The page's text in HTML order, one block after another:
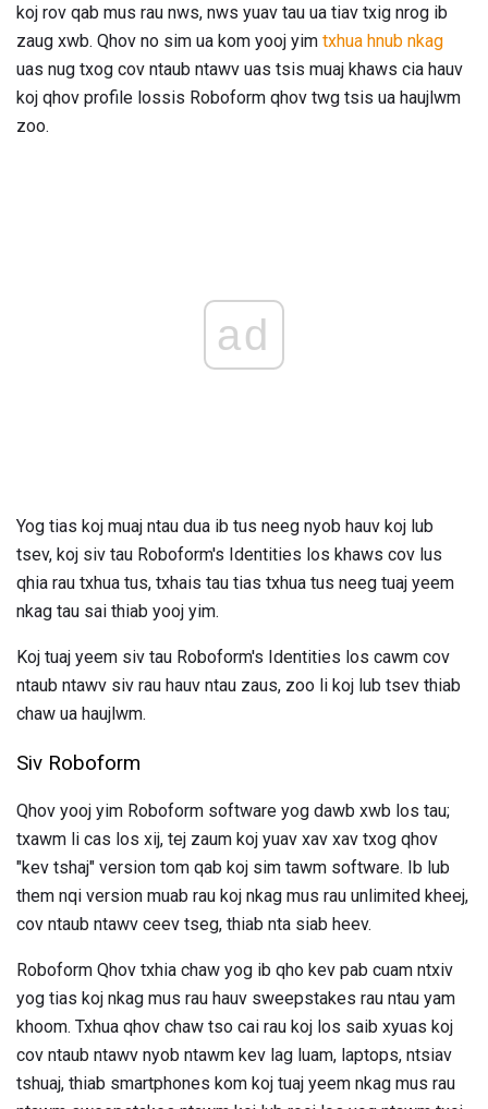
koj rov qab mus rau nws, nws yuav tau ua tiav txig nrog ib
zaug xwb. Qhov no sim ua kom yooj yim txhua hnub nkag
uas nug txog cov ntaub ntawv uas tsis muaj khaws cia hauv
koj qhov profile lossis Roboform qhov twg tsis ua haujlwm
zoo.
ad
Yog tias koj muaj ntau dua ib tus neeg nyob hauv koj lub
tsev, koj siv tau Roboform's Identities los khaws cov lus
qhia rau txhua tus, txhais tau tias txhua tus neeg tuaj yeem
nkag tau sai thiab yooj yim.
Koj tuaj yeem siv tau Roboform's Identities los cawm cov
ntaub ntawv siv rau hauv ntau zaus, zoo li koj lub tsev thiab
chaw ua haujlwm.
Siv Roboform
Qhov yooj yim Roboform software yog dawb xwb los tau;
txawm li cas los xij, tej zaum koj yuav xav xav txog qhov
"kev tshaj" version tom qab koj sim tawm software. Ib lub
them nqi version muab rau koj nkag mus rau unlimited kheej,
cov ntaub ntawv ceev tseg, thiab nta siab heev.
Roboform Qhov txhia chaw yog ib qho kev pab cuam ntxiv
yog tias koj nkag mus rau hauv sweepstakes rau ntau yam
khoom. Txhua qhov chaw tso cai rau koj los saib xyuas koj
cov ntaub ntawv nyob ntawm kev lag luam, laptops, ntsiav
tshuaj, thiab smartphones kom koj tuaj yeem nkag mus rau